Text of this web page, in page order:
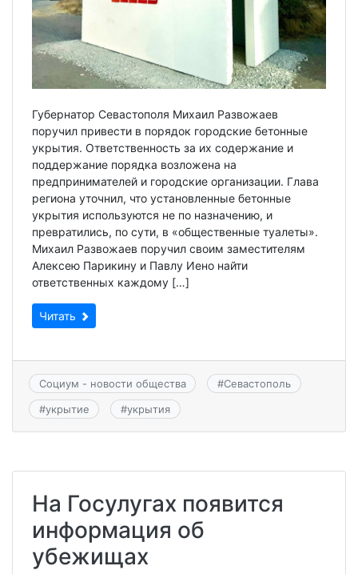
Губернатор Севастополя Михаил Развожаев
поручил привести в порядок городские бетонные
укрытия. Ответственность за их содержание и
поддержание порядка возложена на
предпринимателей и городские организации. Глава
региона уточнил, что установленные бетонные
укрытия используются не по назначению, и
превратились, по сути, в «общественные туалеты».
Михаил Развожаев поручил своим заместителям
Алексею Парикину и Павлу Иено найти
ответственных каждому […]
Читать
Социум - новости общества #Севастополь
#укрытие #укрытия
На Госулугах появится
информация об
убежищах